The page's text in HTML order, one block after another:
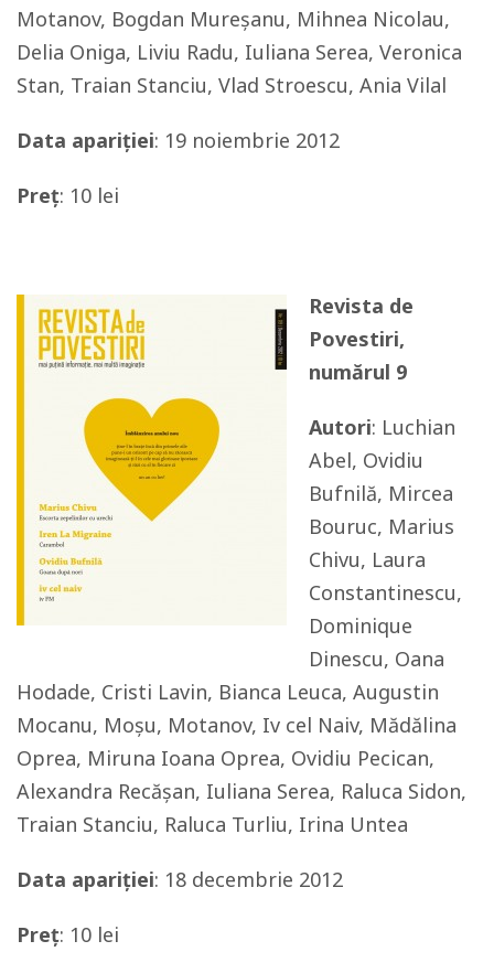
Motanov, Bogdan Mureșanu, Mihnea Nicolau,
Delia Oniga, Liviu Radu, Iuliana Serea, Veronica
Stan, Traian Stanciu, Vlad Stroescu, Ania Vilal
Data apariției: 19 noiembrie 2012
Preț: 10 lei
Revista de
Povestiri,
numărul 9
Autori: Luchian
Abel, Ovidiu
Bufnilă, Mircea
Bouruc, Marius
Chivu, Laura
Constantinescu,
Dominique
Dinescu, Oana
Hodade, Cristi Lavin, Bianca Leuca, Augustin
Mocanu, Moșu, Motanov, Iv cel Naiv, Mădălina
Oprea, Miruna Ioana Oprea, Ovidiu Pecican,
Alexandra Recășan, Iuliana Serea, Raluca Sidon,
Traian Stanciu, Raluca Turliu, Irina Untea
Data apariției: 18 decembrie 2012
Preț: 10 lei